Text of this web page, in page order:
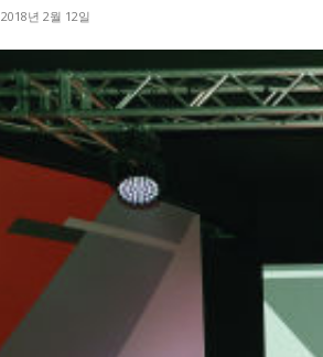
2018년 2월 12일